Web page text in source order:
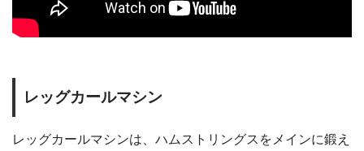
レッグカールマシン
レッグカールマシンは、ハムストリングスをメインに鍛え